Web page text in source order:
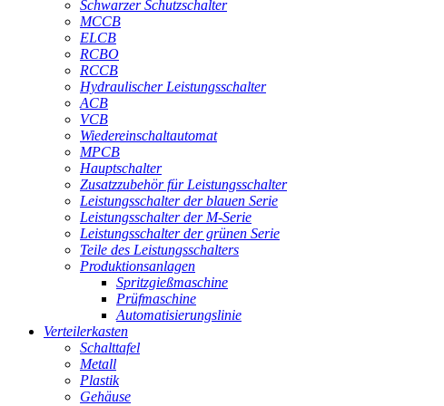
Schwarzer Schutzschalter
MCCB
ELCB
RCBO
RCCB
Hydraulischer Leistungsschalter
ACB
VCB
Wiedereinschaltautomat
MPCB
Hauptschalter
Zusatzzubehör für Leistungsschalter
Leistungsschalter der blauen Serie
Leistungsschalter der M-Serie
Leistungsschalter der grünen Serie
Teile des Leistungsschalters
Produktionsanlagen
Spritzgießmaschine
Prüfmaschine
Automatisierungslinie
Verteilerkasten
Schalttafel
Metall
Plastik
Gehäuse